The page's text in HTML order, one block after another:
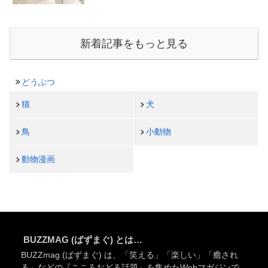
新着記事をもっと見る
どうぶつ
猫 犬
鳥 小動物
動物漫画
BUZZMAG (ばずまぐ) とは…
BUZZmag (ばずまぐ) は、「笑える」「楽しい」「癒され